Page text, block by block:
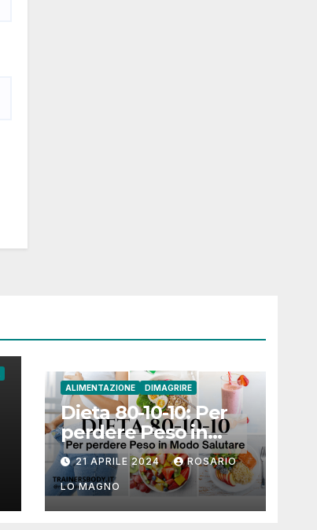
ALIMENTAZIONE DIMAGRIRE
Dieta 80-10-10: Per
perdere Peso in
Modo Salutare
21 APRILE 2024 ROSARIO
LO MAGNO